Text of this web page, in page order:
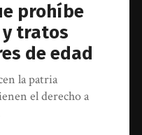
prohíbe
tratos
de edad
la patria
el derecho a